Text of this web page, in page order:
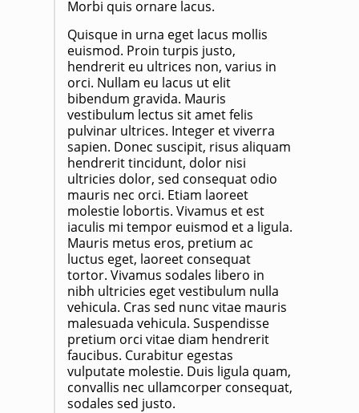
Morbi quis ornare lacus.
Quisque in urna eget lacus mollis
euismod. Proin turpis justo,
hendrerit eu ultrices non, varius in
orci. Nullam eu lacus ut elit
bibendum gravida. Mauris
vestibulum lectus sit amet felis
pulvinar ultrices. Integer et viverra
sapien. Donec suscipit, risus aliquam
hendrerit tincidunt, dolor nisi
ultricies dolor, sed consequat odio
mauris nec orci. Etiam laoreet
molestie lobortis. Vivamus et est
iaculis mi tempor euismod et a ligula.
Mauris metus eros, pretium ac
luctus eget, laoreet consequat
tortor. Vivamus sodales libero in
nibh ultricies eget vestibulum nulla
vehicula. Cras sed nunc vitae mauris
malesuada vehicula. Suspendisse
pretium orci vitae diam hendrerit
faucibus. Curabitur egestas
vulputate molestie. Duis ligula quam,
convallis nec ullamcorper consequat,
sodales sed justo.